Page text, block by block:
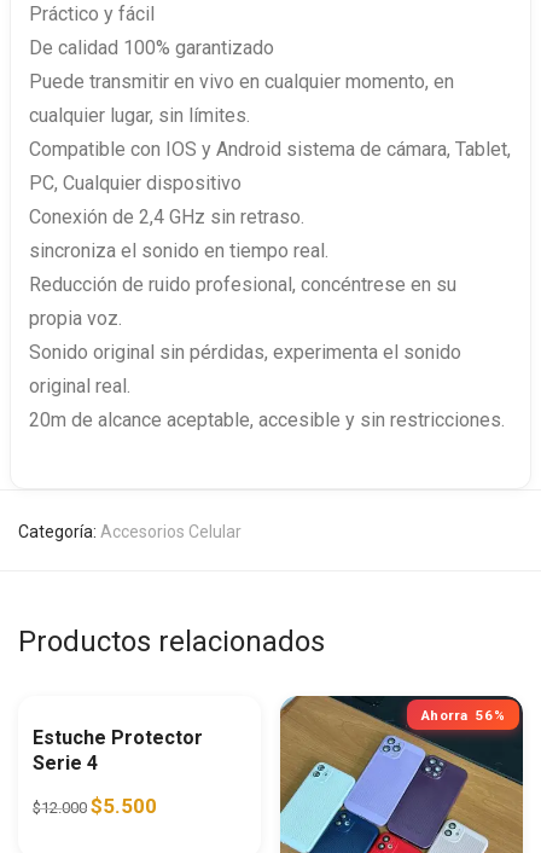
Práctico y fácil
De calidad 100% garantizado
Puede transmitir en vivo en cualquier momento, en
cualquier lugar, sin límites.
Compatible con IOS y Android sistema de cámara, Tablet,
PC, Cualquier dispositivo
Conexión de 2,4 GHz sin retraso.
sincroniza el sonido en tiempo real.
Reducción de ruido profesional, concéntrese en su
propia voz.
Sonido original sin pérdidas, experimenta el sonido
original real.
20m de alcance aceptable, accesible y sin restricciones.
Categoría: Accesorios Celular
Productos relacionados
Estuche Protector
Serie 4
$12.000 Original price was: $12.000.
$5.500 Current price is: $5.500.
Ahorra 56%